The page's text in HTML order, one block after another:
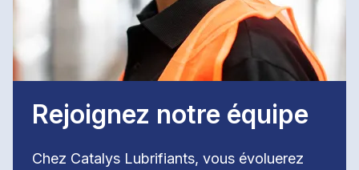
Rejoignez notre équipe
Chez Catalys Lubrifiants, vous évoluerez